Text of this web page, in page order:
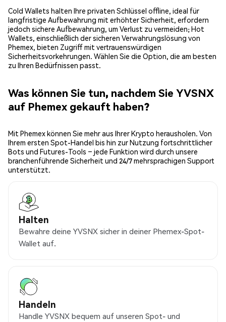
Cold Wallets halten Ihre privaten Schlüssel offline, ideal für
langfristige Aufbewahrung mit erhöhter Sicherheit, erfordern
jedoch sichere Aufbewahrung, um Verlust zu vermeiden; Hot
Wallets, einschließlich der sicheren Verwahrungslösung von
Phemex, bieten Zugriff mit vertrauenswürdigen
Sicherheitsvorkehrungen. Wählen Sie die Option, die am besten
zu Ihren Bedürfnissen passt.
Was können Sie tun, nachdem Sie YVSNX
auf Phemex gekauft haben?
Mit Phemex können Sie mehr aus Ihrer Krypto herausholen. Von
Ihrem ersten Spot-Handel bis hin zur Nutzung fortschrittlicher
Bots und Futures-Tools – jede Funktion wird durch unsere
branchenführende Sicherheit und 24/7 mehrsprachigen Support
unterstützt.
Halten
Bewahre deine YVSNX sicher in deiner Phemex-Spot-
Wallet auf.
Handeln
Handle YVSNX bequem auf unseren Spot- und